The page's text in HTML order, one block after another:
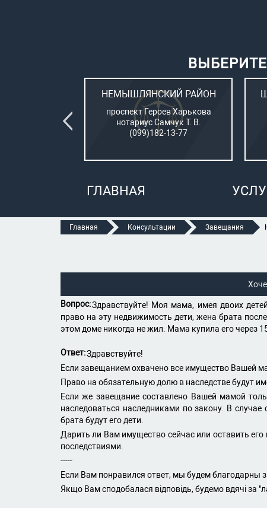
НЕМЫШЛЯНСКИЙ РАЙОН
проспект Героев Харькова
нотариус Самчук Т. В.
(099)182-13-77
ГЛАВНАЯ
Главная Консультации Завещания
Вопрос:Здравствуйте! Моя мама, имея двоих
право на эту недвижимость дети, жена брата
этом доме никогда не жил. Мама купила его через
Ответ:Здравствуйте!
Если завещанием охвачено все имущество Вашей
Право на обязательную долю в наследстве будут
Если же завещание составлено Вашей мамой
наследоваться наследниками по закону. В
брата будут его дети.
Дарить ли Вам имущество сейчас или оставить
последствиями.
-----
Если Вам понравился ответ, мы будем благодарны
Якщо Вам сподобалася відповідь, будемо вдячі за